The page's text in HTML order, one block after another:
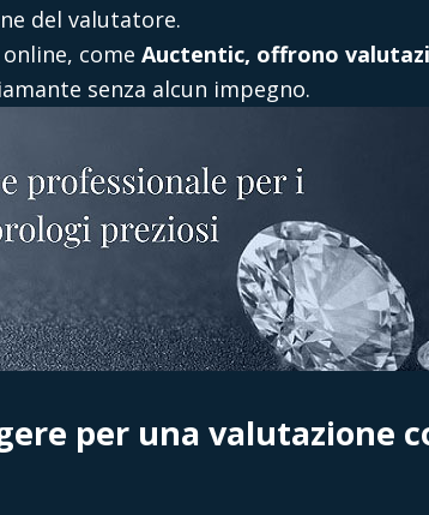
del valutatore.
come Auctentic, offrono
senza alcun impegno.
per una valutazione